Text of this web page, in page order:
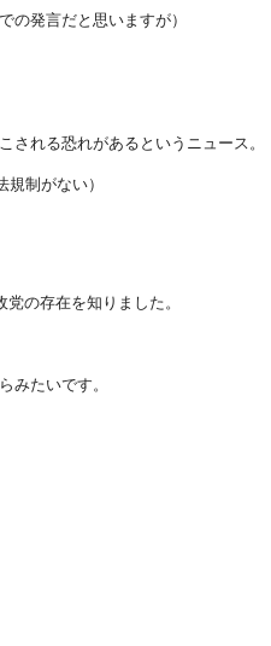
の発言だと思いますが）
される恐れがあるというニュース。
制がない）
の存在を知りました。
みたいです。